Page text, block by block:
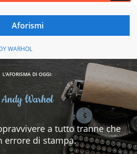
WARHOL
L'AFORISMA DI OGGI:
Andy Warhol
a tutto tranne che
errore di stampa.